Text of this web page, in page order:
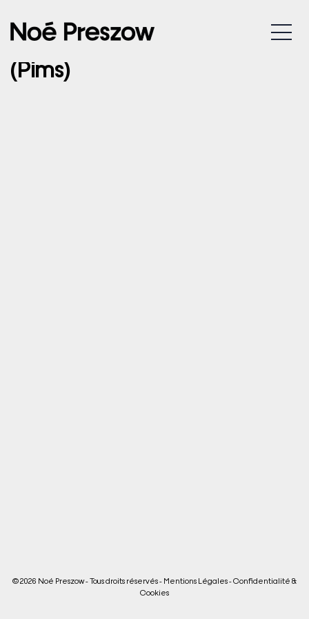
MENU
FRANCOFOLIES DE SPA
(Pims)
© 2026 Noé Preszow - Tous droits réservés - Mentions Légales-Confidentialité &
Cookies